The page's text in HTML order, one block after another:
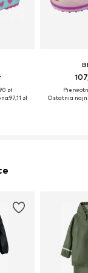
zł
97,11 zł
Ostatnia